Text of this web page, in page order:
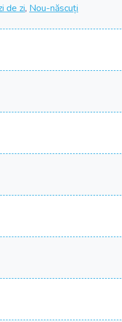
de zi, Nou-născuți